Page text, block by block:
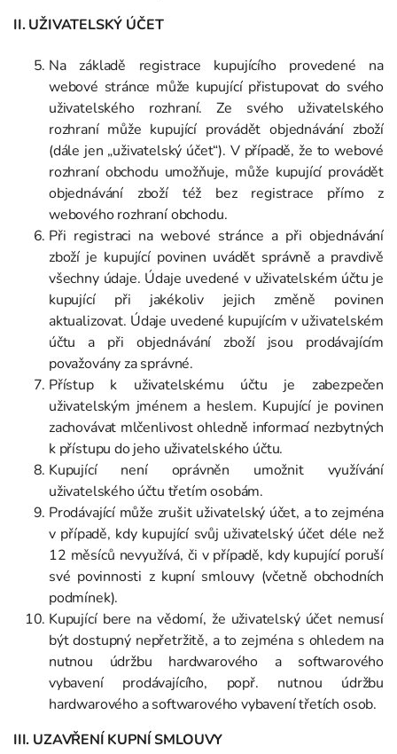
II. UŽIVATELSKÝ ÚČET
Na základě registrace kupujícího provedené na
webové stránce může kupující přistupovat do svého
uživatelského rozhraní. Ze svého uživatelského
rozhraní může kupující provádět objednávání zboží
(dále jen „uživatelský účet“). V případě, že to webové
rozhraní obchodu umožňuje, může kupující provádět
objednávání zboží též bez registrace přímo z
webového rozhraní obchodu.
Při registraci na webové stránce a při objednávání
zboží je kupující povinen uvádět správně a pravdivě
všechny údaje. Údaje uvedené v uživatelském účtu je
kupující při jakékoliv jejich změně povinen
aktualizovat. Údaje uvedené kupujícím v uživatelském
účtu a při objednávání zboží jsou prodávajícím
považovány za správné.
Přístup k uživatelskému účtu je zabezpečen
uživatelským jménem a heslem. Kupující je povinen
zachovávat mlčenlivost ohledně informací nezbytných
k přístupu do jeho uživatelského účtu.
Kupující není oprávněn umožnit využívání
uživatelského účtu třetím osobám.
Prodávající může zrušit uživatelský účet, a to zejména
v případě, kdy kupující svůj uživatelský účet déle než
12 měsíců nevyužívá, či v případě, kdy kupující poruší
své povinnosti z kupní smlouvy (včetně obchodních
podmínek).
Kupující bere na vědomí, že uživatelský účet nemusí
být dostupný nepřetržitě, a to zejména s ohledem na
nutnou údržbu hardwarového a softwarového
vybavení prodávajícího, popř. nutnou údržbu
hardwarového a softwarového vybavení třetích osob.
III. UZAVŘENÍ KUPNÍ SMLOUVY